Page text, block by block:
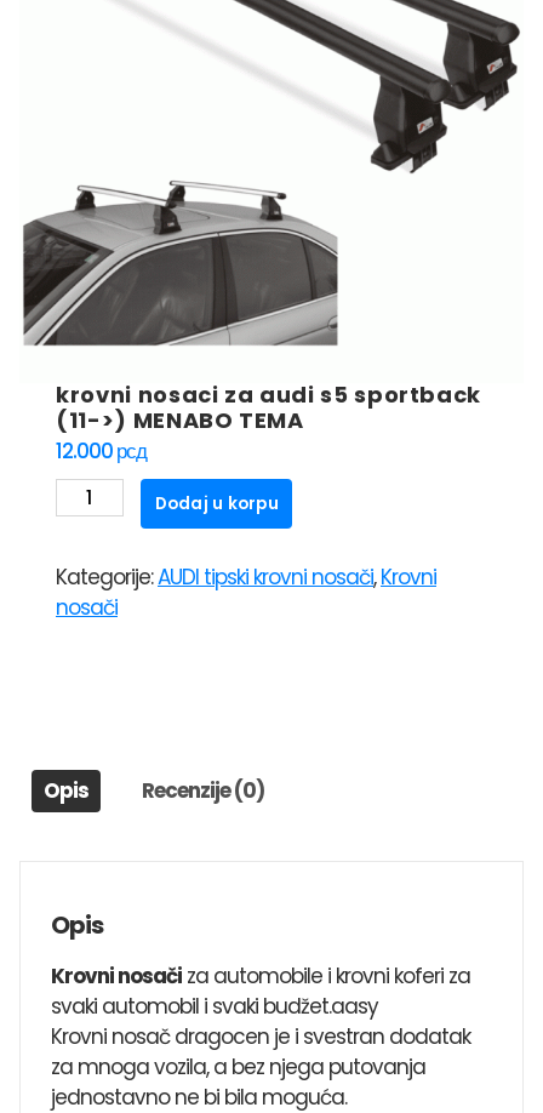
krovni nosaci za audi s5 sportback
(11->) MENABO TEMA
12.000рсд
krovni
nosaci
audi
s5
TEMA
količina
Dodaj u korpu
Kategorije:AUDI tipski krovni nosači,Krovni
nosači
Opis Recenzije (0)
Opis
Krovni nosači za automobile i krovni koferi za
svaki automobil i svaki budžet.aasy
Krovni nosač dragocen je i svestran dodatak
za mnoga vozila, a bez njega putovanja
jednostavno ne bi bila moguća.